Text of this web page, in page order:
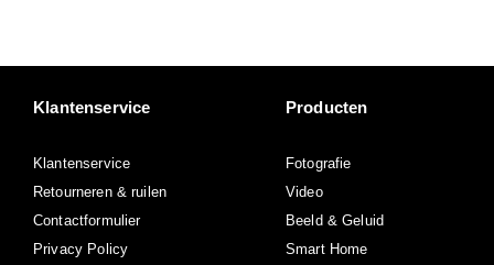
Klantenservice
Klantenservice
Retourneren & ruilen
Contactformulier
Privacy Policy
Producten
Fotografie
Video
Beeld & Geluid
Smart Home